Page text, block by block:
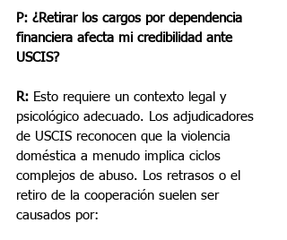
P: ¿Retirar los cargos por dependencia
financiera afecta mi credibilidad ante
USCIS?
R: Esto requiere un contexto legal y
psicológico adecuado. Los adjudicadores
de USCIS reconocen que la violencia
doméstica a menudo implica ciclos
complejos de abuso. Los retrasos o el
retiro de la cooperación suelen ser
causados por: